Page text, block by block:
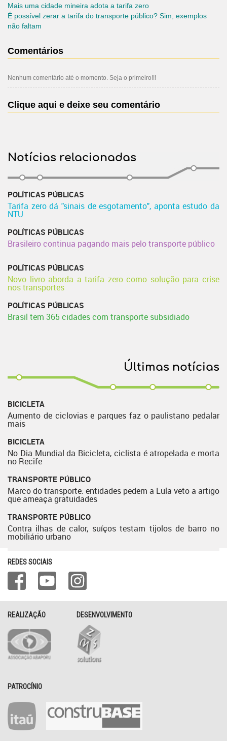
Mais uma cidade mineira adota a tarifa zero
É possível zerar a tarifa do transporte público? Sim, exemplos
não faltam
Comentários
Nenhum comentário até o momento. Seja o primeiro!!!
Clique aqui e deixe seu comentário
Notícias relacionadas
POLÍTICAS PÚBLICAS
Tarifa zero dá "sinais de esgotamento", aponta estudo da
NTU
POLÍTICAS PÚBLICAS
Brasileiro continua pagando mais pelo transporte público
POLÍTICAS PÚBLICAS
Novo livro aborda a tarifa zero como solução para crise
nos transportes
POLÍTICAS PÚBLICAS
Brasil tem 365 cidades com transporte subsidiado
Últimas notícias
BICICLETA
Aumento de ciclovias e parques faz o paulistano pedalar
mais
BICICLETA
No Dia Mundial da Bicicleta, ciclista é atropelada e morta
no Recife
TRANSPORTE PÚBLICO
Marco do transporte: entidades pedem a Lula veto a artigo
que ameaça gratuidades
TRANSPORTE PÚBLICO
Contra ilhas de calor, suíços testam tijolos de barro no
mobiliário urbano
REDES SOCIAIS
REALIZAÇÃO DESENVOLVIMENTO
PATROCÍNIO